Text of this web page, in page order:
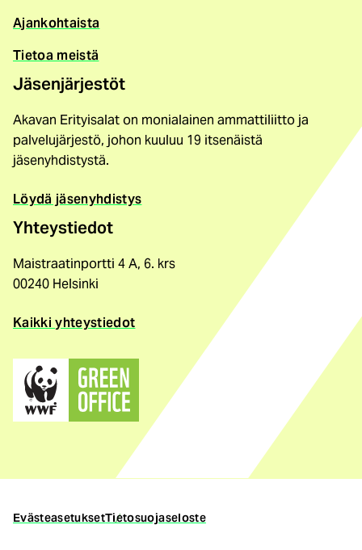
Ajankohtaista
Tietoa meistä
Jäsenjärjestöt
Akavan Erityisalat on monialainen ammattiliitto ja
palvelujärjestö, johon kuuluu 19 itsenäistä
jäsenyhdistystä.
Löydä jäsenyhdistys
Yhteystiedot
Maistraatinportti 4 A, 6. krs
00240 Helsinki
Kaikki yhteystiedot
EvästeasetuksetTietosuojaseloste